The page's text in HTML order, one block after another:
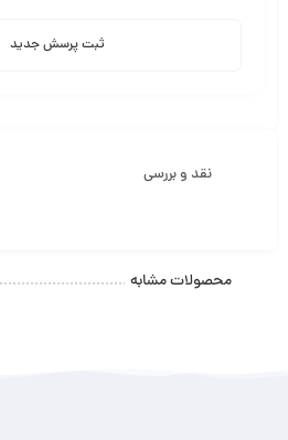
ثبت پرسش جدید
نقد و بررسی
محصولات مشابه